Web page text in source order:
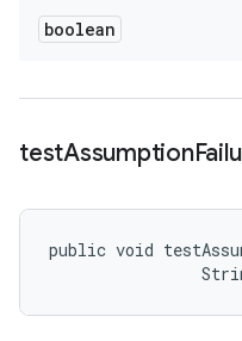
boolean
testAssumption
public void